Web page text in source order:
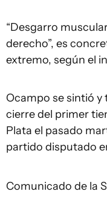
“Desgarro
derecho”, es
extremo, según el
Ocampo se sintió y
cierre del primer
Plata el pasado
partido disputado
Comunicado de la